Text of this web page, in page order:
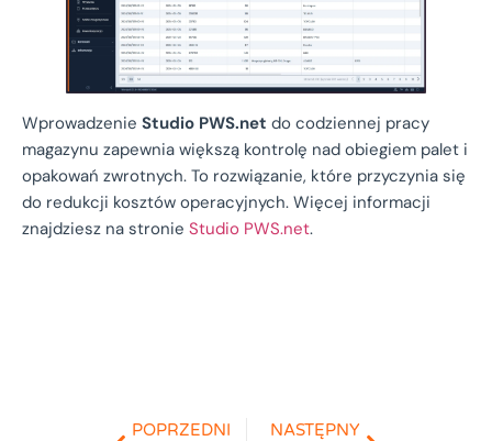
Wprowadzenie Studio PWS.net do codziennej pracy
magazynu zapewnia większą kontrolę nad obiegiem palet i
opakowań zwrotnych. To rozwiązanie, które przyczynia się
do redukcji kosztów operacyjnych. Więcej informacji
znajdziesz na stronie Studio PWS.net.
POPRZEDNI NASTĘPNY